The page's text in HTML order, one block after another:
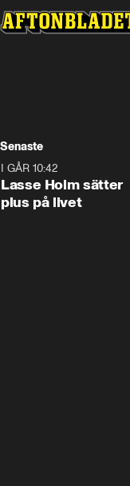
Senaste
I GÅR 10:42
Lasse Holm sätter
plus på livet